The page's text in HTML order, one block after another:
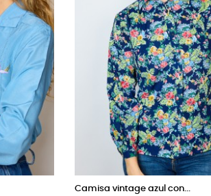
Camisa vintage blanca